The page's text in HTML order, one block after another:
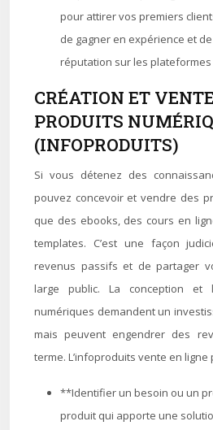
pour attirer vos premiers
de gagner en expérience et
réputation sur les
CRÉATION ET
PRODUITS
(INFOPRODUITS)
Si vous détenez des
pouvez concevoir et vendre des
que des ebooks, des cours en
templates. C’est une façon
revenus passifs et de partager
large public. La conception
numériques demandent un
mais peuvent engendrer des
terme. L’infoproduits vente en
**Identifier un besoin ou un
produit qui apporte une